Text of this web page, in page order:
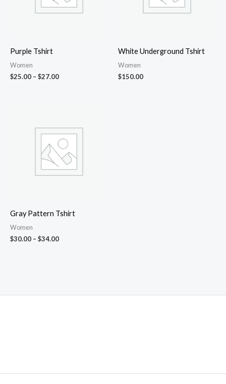
Purple Tshirt
Women
$25.00 – $27.00
White Underground Tshirt
Women
$150.00
Gray Pattern Tshirt
Women
$30.00 – $34.00
through
$34.00